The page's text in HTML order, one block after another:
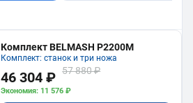
Комплект BELMASH P2200M
Комплект: станок и три ножа
46 304 ₽ 57 880 ₽
Экономия: 11 576 ₽